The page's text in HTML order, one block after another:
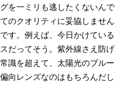
を一ミリも逃したくないん
のクオリティに妥協しませ
す。例えば、今日かけてい
だってそう。紫外線さえ防
識を超えて、太陽光のブル
向レンズなのはもちろんだ